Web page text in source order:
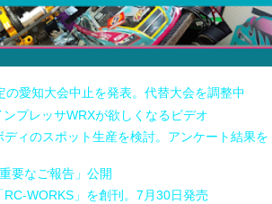
の愛知大会中止を発表。代替大会を調整中
プレッサWRXが欲しくなるビデオ
ィのスポット生産を検討。アンケート結果を
要なご報告」公開
WORKS」を創刊。7月30日発売